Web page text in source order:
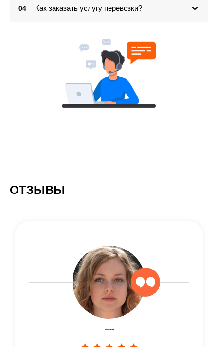
04 Как заказать услугу перевозки?
ОТЗЫВЫ
Анастасия